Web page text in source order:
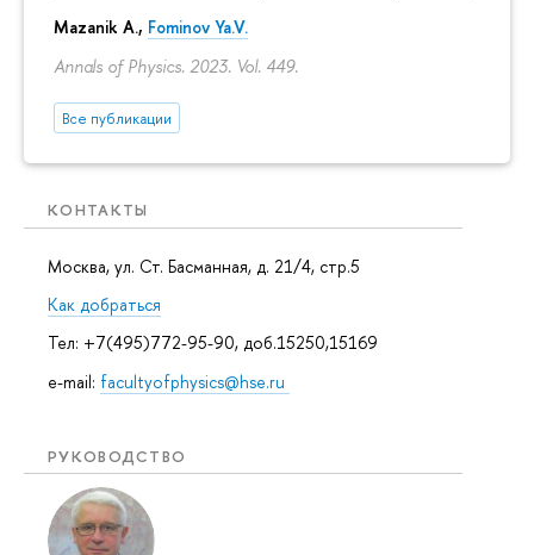
Mazanik A., Fominov Ya.V.
Annals of Physics. 2023. Vol. 449.
Все публикации
КОНТАКТЫ
Москва, ул. Ст. Басманная, д. 21/4, стр.5
Как добраться
Тел: +7(495)772-95-90, доб.15250,15169
e-mail: facultyofphysics@hse.ru
РУКОВОДСТВО